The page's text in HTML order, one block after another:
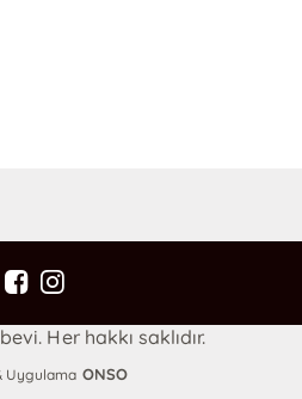
Her hakkı saklıdır.
Uygulama ONSO